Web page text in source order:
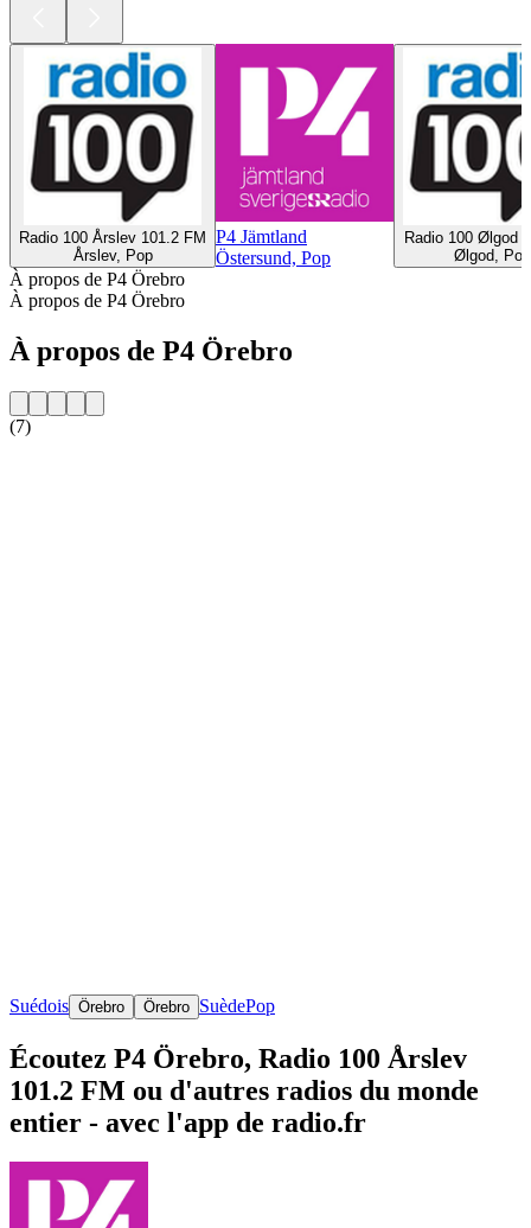
Radio 100 Årslev 101.2 FM
Årslev, Pop
P4 Jämtland
Östersund, Pop
Radio 100 Ølgod
Ølgod, Pop
À propos de P4 Örebro
À propos de P4 Örebro
À propos de P4 Örebro
(7)
Suédois Örebro Örebro SuèdePop
Écoutez P4 Örebro, Radio 100 Årslev
101.2 FM ou d'autres radios du monde
entier - avec l'app de radio.fr